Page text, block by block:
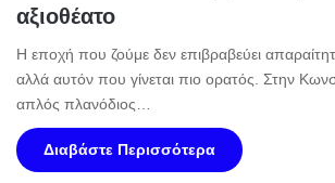
αξιοθέατο
Η εποχή που ζούμε δεν επιβραβεύει
αλλά αυτόν που γίνεται πιο ορατός. Στην
απλός πλανόδιος…
Διαβάστε Περισσότερα